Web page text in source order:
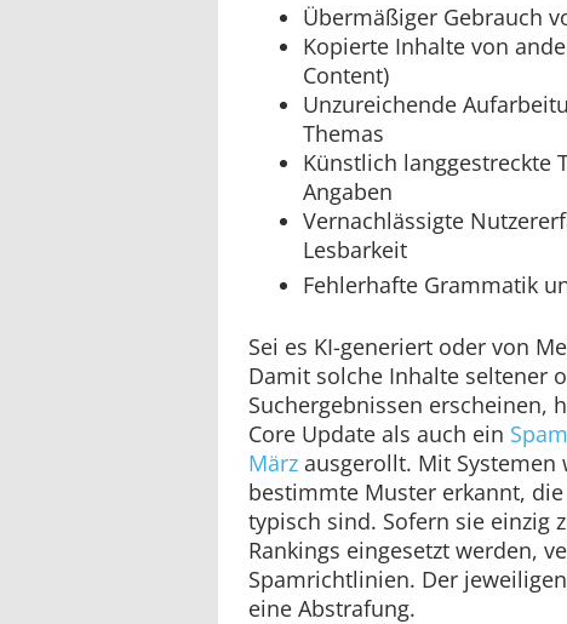
Übermäßiger Gebrauch
Kopierte Inhalte von
Content)
Unzureichende
Themas
Künstlich langgestreckte
Angaben
Vernachlässigte
Lesbarkeit
Fehlerhafte Grammatik
Sei es KI-generiert oder von
Damit solche Inhalte seltener
Suchergebnissen erscheinen,
Core Update als auch ein
März ausgerollt. Mit Systemen
bestimmte Muster erkannt,
typisch sind. Sofern sie einzig
Rankings eingesetzt werden,
Spamrichtlinien. Der
eine Abstrafung.